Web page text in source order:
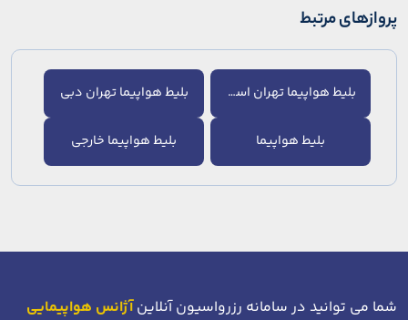
پروازهای مرتبط
بلیط هواپیما تهران استانبول بلیط هواپیما تهران دبی
بلیط هواپیما بلیط هواپیما خارجی
شما می توانید در سامانه رزرواسیون آنلاینآژانس هواپیمایی